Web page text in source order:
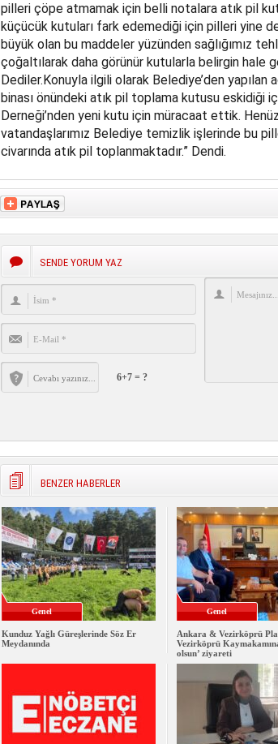
pilleri çöpe atmamak için belli notalara atık pil
küçücük kutuları fark edemediği için pilleri yine
büyük olan bu maddeler yüzünden sağlığımız
çoğaltılarak daha görünür kutularla belirgin hale
Dediler.Konuyla ilgili olarak Belediye’den yapılan
binası önündeki atık pil toplama kutusu eskidiği
Derneği’nden yeni kutu için müracaat ettik.
vatandaşlarımız Belediye temizlik işlerinde bu
civarında atık pil toplanmaktadır.” Dendi.
SENDE YORUM YAZ
6+7 = ?
BENZER HABERLER
Genel
Kunduz Yağlı Güreşlerinde Söz Er
Meydanında
Genel
Ankara & Vezirköprü
Vezirköprü
olsun’ ziyareti